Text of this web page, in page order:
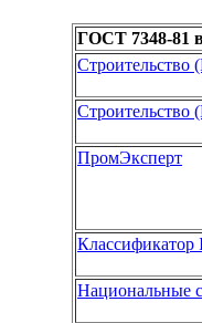
ГОСТ 7348-81
Строительство
Строительство
ПромЭксперт
Классификатор
Национальные